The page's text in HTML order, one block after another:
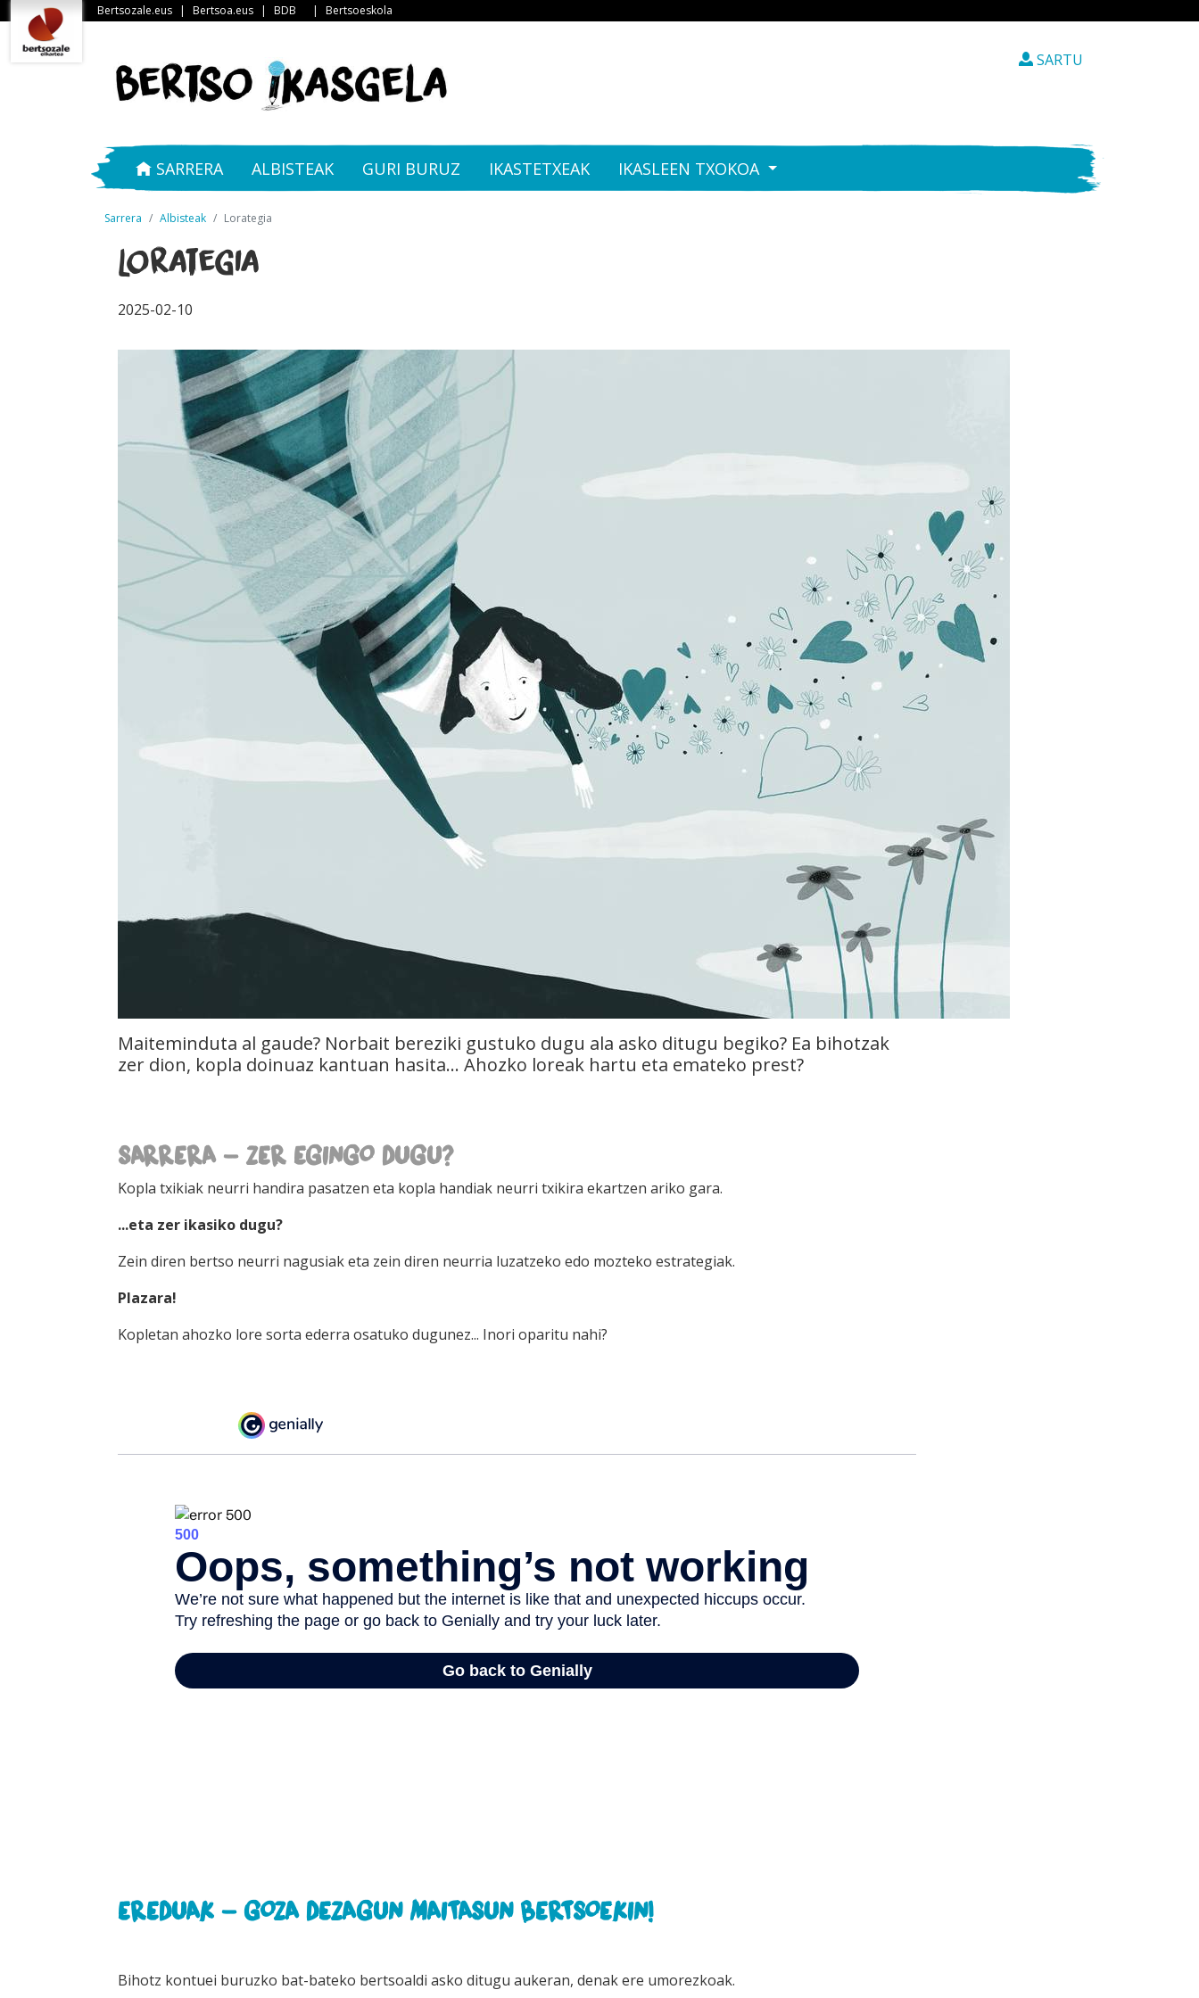
Bertsozale.eus | Bertsoa.eus | BDB | Bertsoeskola
SARTU
SARRERA ALBISTEAK GURI BURUZ IKASTETXEAK IKASLEEN TXOKOA
Sarrera Albisteak Lorategia
Lorategia
2025-02-10
Maiteminduta al gaude? Norbait bereziki gustuko dugu ala asko ditugu begiko? Ea bihotzak
zer dion, kopla doinuaz kantuan hasita... Ahozko loreak hartu eta emateko prest?
SARRERA - ZER EGINGO DUGU?
Kopla txikiak neurri handira pasatzen eta kopla handiak neurri txikira ekartzen ariko gara.
...eta zer ikasiko dugu?
Zein diren bertso neurri nagusiak eta zein diren neurria luzatzeko edo mozteko estrategiak.
Plazara!
Kopletan ahozko lore sorta ederra osatuko dugunez... Inori oparitu nahi?
EREDUAK - GOZA DEZAGUN MAITASUN BERTSOEKIN!
Bihotz kontuei buruzko bat-bateko bertsoaldi asko ditugu aukeran, denak ere umorezkoak.